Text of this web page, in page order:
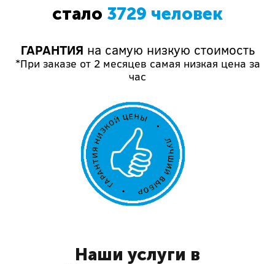
стало 3729 человек
ГАРАНТИЯ на самую низкую стоимость
*При заказе от 2 месяцев самая низкая цена за
час
Наши услуги в